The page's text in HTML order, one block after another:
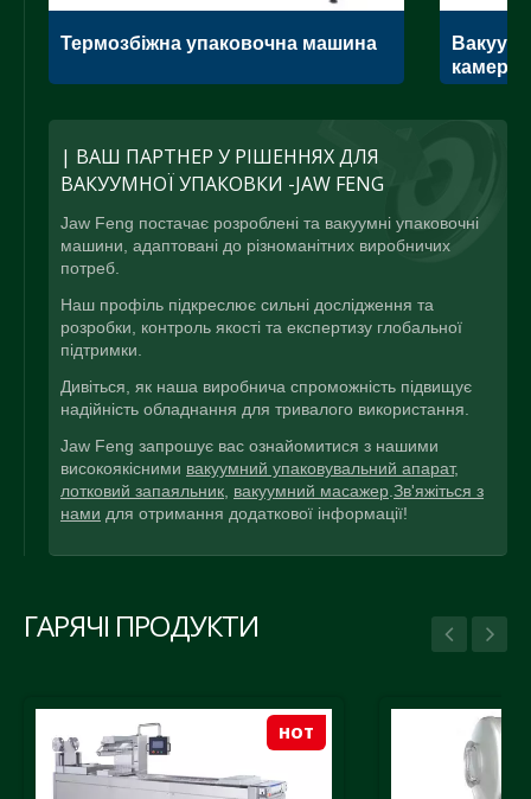
Термозбіжна упаковочна машина
| ВАШ ПАРТНЕР У РІШЕННЯХ ДЛЯ
ВАКУУМНОЇ УПАКОВКИ -JAW FENG
Jaw Feng постачає розроблені та вакуумні упаковочні
машини, адаптовані до різноманітних виробничих
потреб.
Наш профіль підкреслює сильні дослідження та
розробки, контроль якості та експертизу глобальної
підтримки.
Дивіться, як наша виробнича спроможність підвищує
надійність обладнання для тривалого використання.
Jaw Feng запрошує вас ознайомитися з нашими
високоякісними вакуумний упаковувальний апарат,
лотковий запаяльник вакуумний масажер Зв'яжіться з
нами для отримання додаткової інформації!
ГАРЯЧІ ПРОДУКТИ
HOT